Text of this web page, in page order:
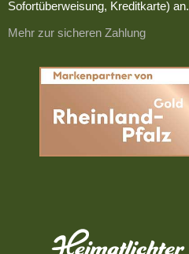
Sofortüberweisung, Kreditkarte) an.
Mehr zur sicheren Zahlung